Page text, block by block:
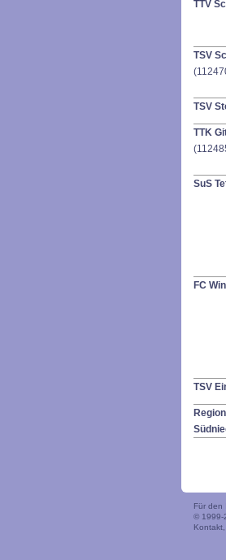
TTV
TSV
TSV
TTK
SuS
FC
TSV
Für den
© 1999-
Kontakt